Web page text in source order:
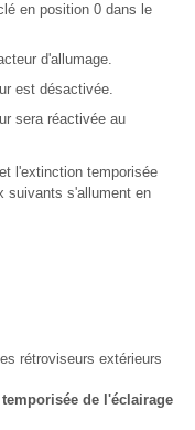
en position 0 dans le
d'allumage.
est désactivée.
sera réactivée au
l'extinction temporisée
suivants s'allument en
rétroviseurs extérieurs
de l'éclairage